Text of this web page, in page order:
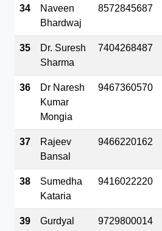
34
Naveen
Bhardwaj
8572845687
35
Dr. Suresh
Sharma
7404268487
36
Dr Naresh
Kumar
Mongia
9467360570
37
Rajeev
Bansal
9466220162
38
Sumedha
Kataria
9416022220
39
Gurdyal
9729800014